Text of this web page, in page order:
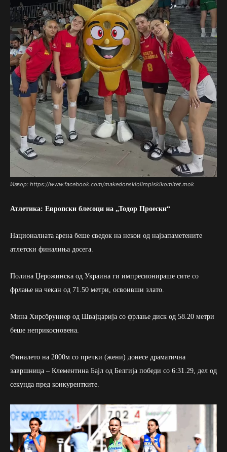
Извор: https://www.facebook.com/makedonskiolimpiskikomitet.mok
Атлетика: Европски блесоци на „Тодор Проески“
Националната арена беше сведок на некои од најзапаметените
атлетски финалиња досега.
Полина Џерожинска од Украина ги импресионираше сите со
фрлање на чекан од 71.50 метри, освоивши злато.
Мина Хирсбруннер од Швајцарија со фрлање диск од 58.20 метри
беше неприкосновена.
Финалето на 2000м со пречки (жени) донесе драматична
завршница – Клементина Бајл од Белгија победи со 6:31.29, дел од
секунда пред конкурентките.